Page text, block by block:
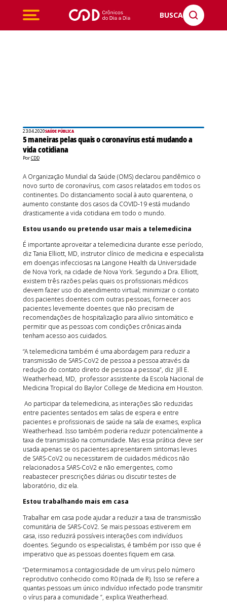
BUSCA
23.04.2020SAÚDE PÚBLICA
5 maneiras pelas quais o coronavírus está mudando a
vida cotidiana
PorCDD
A Organização Mundial da Saúde (OMS) declarou pandêmico o
novo surto de coronavírus, com casos relatados em todos os
continentes. Do distanciamento social à auto quarentena, o
aumento constante dos casos da COVID-19 está mudando
drasticamente a vida cotidiana em todo o mundo.
Estou usando ou pretendo usar mais a telemedicina
É importante aproveitar a telemedicina durante esse período,
diz Tania Elliott, MD, instrutor clínico de medicina e especialista
em doenças infecciosas na Langone Health da Universidade
de Nova York, na cidade de Nova York. Segundo a Dra. Elliott,
existem três razões pelas quais os profissionais médicos
devem fazer uso do atendimento virtual; minimizar o contato
dos pacientes doentes com outras pessoas, fornecer aos
pacientes levemente doentes que não precisam de
recomendações de hospitalização para alívio sintomático e
permitir que as pessoas com condições crônicas ainda
tenham acesso aos cuidados.
“A telemedicina também é uma abordagem para reduzir a
transmissão de SARS-CoV2 de pessoa a pessoa através da
redução do contato direto de pessoa a pessoa”, diz Jill E.
Weatherhead, MD, professor assistente da Escola Nacional de
Medicina Tropical do Baylor College de Medicina em Houston.
Ao participar da telemedicina, as interações são reduzidas
entre pacientes sentados em salas de espera e entre
pacientes e profissionais de saúde na sala de exames, explica
Weatherhead. Isso também poderia reduzir potencialmente a
taxa de transmissão na comunidade. Mas essa prática deve ser
usada apenas se os pacientes apresentarem sintomas leves
de SARS-CoV2 ou necessitarem de cuidados médicos não
relacionados a SARS-CoV2 e não emergentes, como
reabastecer prescrições diárias ou discutir testes de
laboratório, diz ela.
Estou trabalhando mais em casa
Trabalhar em casa pode ajudar a reduzir a taxa de transmissão
comunitária de SARS-CoV2. Se mais pessoas estiverem em
casa, isso reduzirá possíveis interações com indivíduos
doentes. Segundo os especialistas, é também por isso que é
imperativo que as pessoas doentes fiquem em casa.
“Determinamos a contagiosidade de um vírus pelo número
reprodutivo conhecido como R0 (nada de R). Isso se refere a
quantas pessoas um único indivíduo infectado pode transmitir
o vírus para a comunidade ”, explica Weatherhead.